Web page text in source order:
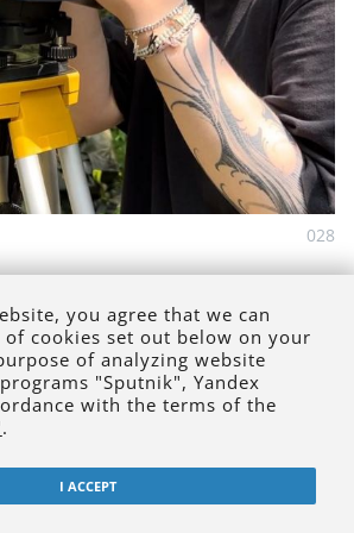
028
you agree that we can
of cookies set out below on your
of analyzing website
"Sputnik", Yandex
with the terms of the
.
I ACCEPT